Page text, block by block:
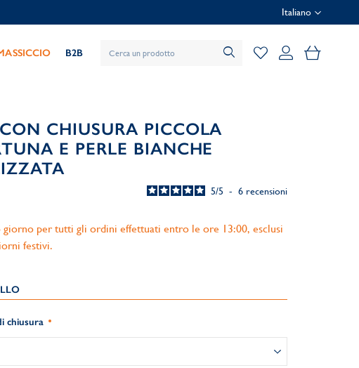
Italiano
B2B Il mio
CHIUSURA PICCOLA
E PERLE BIANCHE
5/5 - 6 recensioni
giorno per tutti gli ordini effettuati entro le ore 13:00, esclusi
festivi.
chiusura